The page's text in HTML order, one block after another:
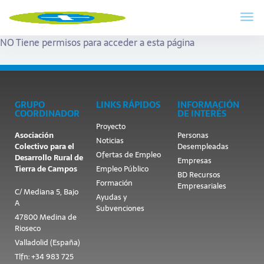
NO Tiene permisos para acceder a esta página
GRUPO
COORDINADOR
Asociación
Colectivo para el
Desarrollo Rural de
Tierra de Campos
C/ Mediana 5, Bajo
A
47800 Medina de
Rioseco
Valladolid (España)
Tlfn: +34 983 725
LINKS RÁPIDOS
Proyecto
Noticias
Ofertas de Empleo
Empleo Público
Formación
Ayudas y
Subvenciones
INFORMACIÓN
DE INTERÉS
Personas
Desempleadas
Empresas
BD Recursos
Empresariales